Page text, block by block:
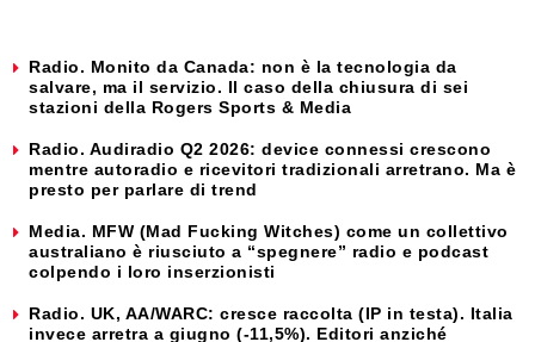
Radio. Monito da Canada: non è la tecnologia da
salvare, ma il servizio. Il caso della chiusura di sei
stazioni della Rogers Sports & Media
Radio. Audiradio Q2 2026: device connessi crescono
mentre autoradio e ricevitori tradizionali arretrano. Ma è
presto per parlare di trend
Media. MFW (Mad Fucking Witches) come un collettivo
australiano è riusciuto a “spegnere” radio e podcast
colpendo i loro inserzionisti
Radio. UK, AA/WARC: cresce raccolta (IP in testa). Italia
invece arretra a giugno (-11,5%). Editori anziché